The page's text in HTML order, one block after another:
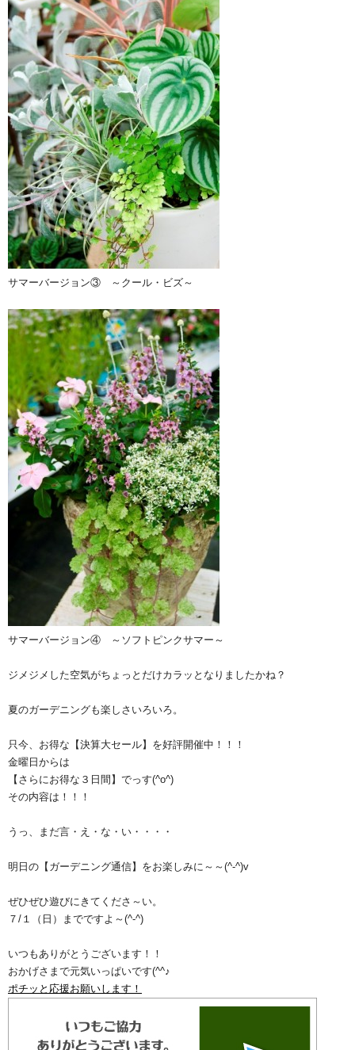
サマーバージョン③ ～クール・ビズ～
サマーバージョン④ ～ソフトピンクサマー～
ジメジメした空気がちょっとだけカラッとなりましたかね？
夏のガーデニングも楽しさいろいろ。
只今、お得な【決算大セール】を好評開催中！！！
金曜日からは
【さらにお得な３日間】でっす(^o^)ゞ
その内容は！！！
うっ、まだ言・え・な・い・・・・
明日の【ガーデニング通信】をお楽しみに～～(^-^)v
ぜひぜひ遊びにきてくださ～い。
７/１（日）までですよ～(^-^)
いつもありがとうございます！！
おかげさまで元気いっぱいです(^^♪
ポチッと応援お願いします！